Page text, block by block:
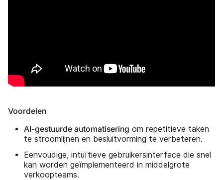
Voordelen
AI-gestuurde automatisering om repetitieve taken
te stroomlijnen en besluitvorming te verbeteren.
Eenvoudige, intuïtieve gebruikersinterface die snel
kan worden geïmplementeerd in middelgrote
verkoopteams.